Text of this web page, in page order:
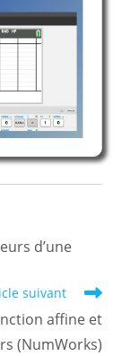
d’une
suivant
affine et
(NumWorks)